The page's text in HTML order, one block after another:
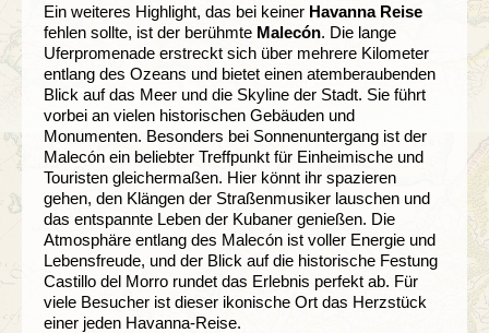
Ein weiteres Highlight, das bei keiner Havanna Reise
fehlen sollte, ist der berühmte Malecón. Die lange
Uferpromenade erstreckt sich über mehrere Kilometer
entlang des Ozeans und bietet einen atemberaubenden
Blick auf das Meer und die Skyline der Stadt. Sie führt
vorbei an vielen historischen Gebäuden und
Monumenten. Besonders bei Sonnenuntergang ist der
Malecón ein beliebter Treffpunkt für Einheimische und
Touristen gleichermaßen. Hier könnt ihr spazieren
gehen, den Klängen der Straßenmusiker lauschen und
das entspannte Leben der Kubaner genießen. Die
Atmosphäre entlang des Malecón ist voller Energie und
Lebensfreude, und der Blick auf die historische Festung
Castillo del Morro rundet das Erlebnis perfekt ab. Für
viele Besucher ist dieser ikonische Ort das Herzstück
einer jeden Havanna-Reise.